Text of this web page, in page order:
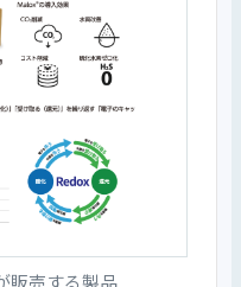
販売する製品